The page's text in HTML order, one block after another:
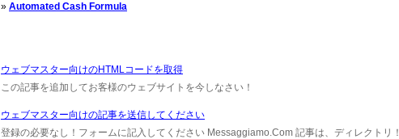
» Automated Cash Formula
ウェブマスター向けのHTMLコードを取得
この記事を追加してお客様のウェブサイトを今しなさい！
ウェブマスター向けの記事を送信してください
登録の必要なし！フォームに記入してください Messaggiamo.Com 記事は、ディレクトリ！